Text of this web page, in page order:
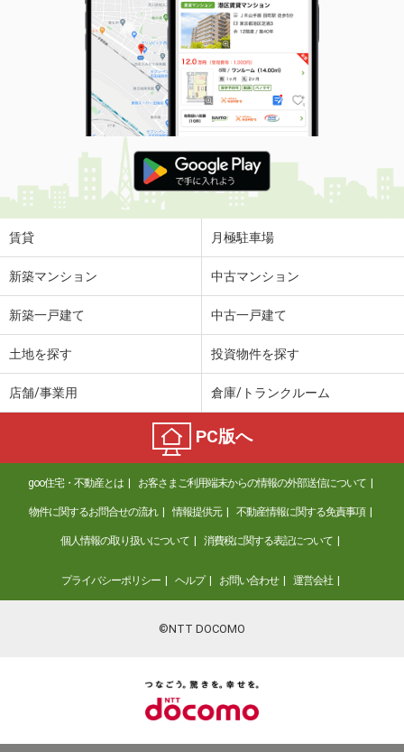
賃貸 月極駐車場
新築マンション 中古マンション
新築一戸建て 中古一戸建て
土地を探す 投資物件を探す
店舗/事業用 倉庫/トランクルーム
PC版へ
goo住宅・不動産とは お客さまご利用端末からの情報の外部送信について
物件に関するお問合せの流れ 情報提供元 不動産情報に関する免責事項
個人情報の取り扱いについて 消費税に関する表記について
プライバシーポリシー ヘルプ お問い合わせ 運営会社
©NTT DOCOMO